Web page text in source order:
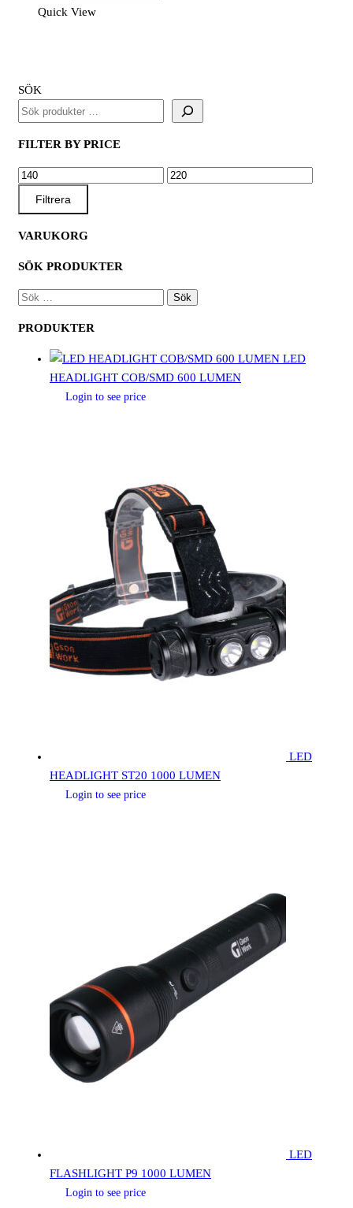
mängd
Quick View
SÖK
FILTER BY PRICE
MIN
PRIS
MAX
Filtrera
VARUKORG
SÖK PRODUKTER
SÖK
PRODUKTER
LED
HEADLIGHT COB/SMD 600 LUMEN
Login to see price
LED
HEADLIGHT ST20 1000 LUMEN
Login to see price
LED
FLASHLIGHT P9 1000 LUMEN
Login to see price